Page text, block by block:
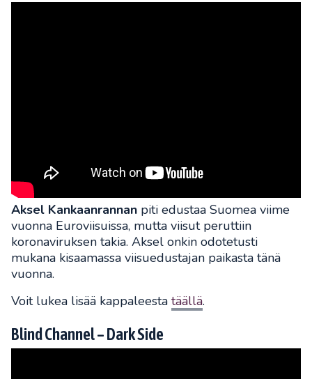
Aksel Kankaanrannan piti edustaa Suomea viime
vuonna Euroviisuissa, mutta viisut peruttiin
koronaviruksen takia. Aksel onkin odotetusti
mukana kisaamassa viisuedustajan paikasta tänä
vuonna.
Voit lukea lisää kappaleesta täällä.
Blind Channel – Dark Side